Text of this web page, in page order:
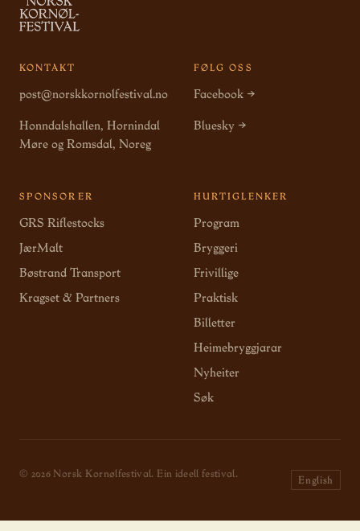
KONTAKT
post@norskkornolfestival.no
Honndalshallen, Hornindal
Møre og Romsdal, Noreg
FØLG OSS
Facebook →
Bluesky →
SPONSORER
GRS Riflestocks
JærMalt
Bøstrand Transport
Kragset & Partners
HURTIGLENKER
Program
Bryggeri
Frivillige
Praktisk
Billetter
Heimebryggjarar
Nyheiter
Søk
© 2026 Norsk Kornølfestival. Ein ideell festival.
English